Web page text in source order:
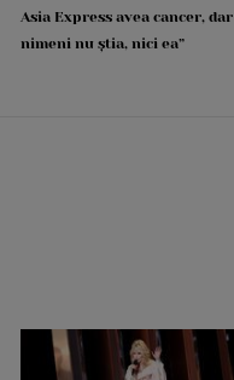
Asia Express avea cancer, dar
nimeni nu știa, nici ea”